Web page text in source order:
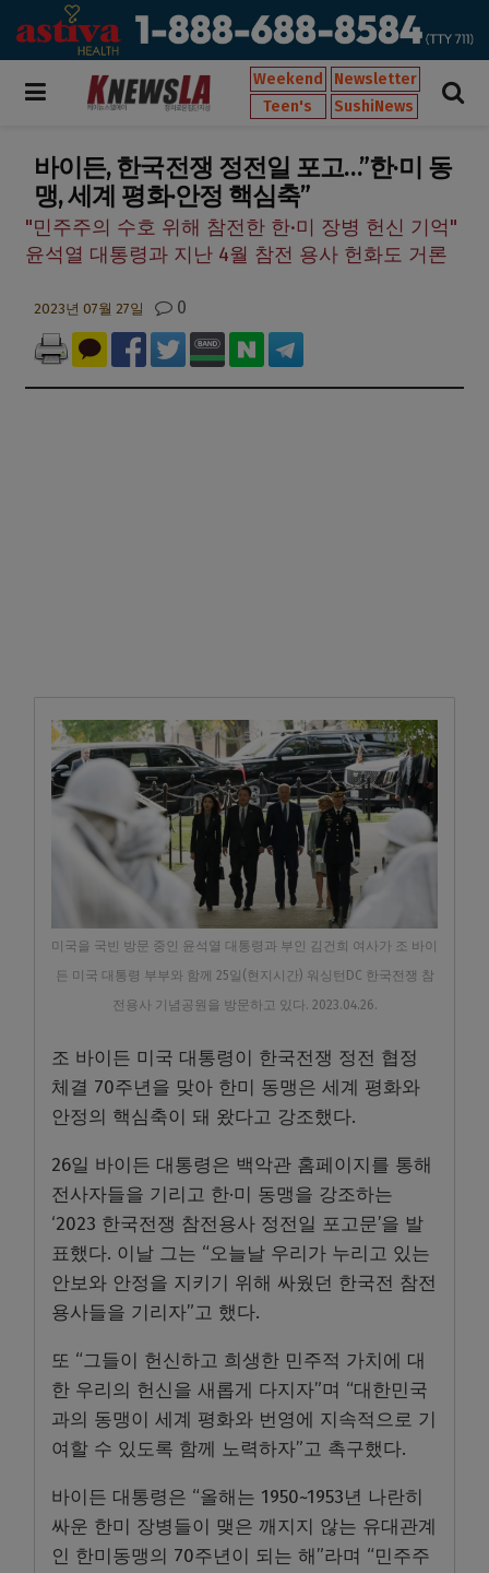
Weekend
Newsletter
Teen's
SushiNews
바이든, 한국전쟁 정전일 포고…”한·미 동
맹, 세계 평화·안정 핵심축”
"민주주의 수호 위해 참전한 한·미 장병 헌신 기억"
윤석열 대통령과 지난 4월 참전 용사 헌화도 거론
2023년 07월 27일 0
미국을 국빈 방문 중인 윤석열 대통령과 부인 김건희 여사가 조 바이
든 미국 대통령 부부와 함께 25일(현지시간) 워싱턴DC 한국전쟁 참
전용사 기념공원을 방문하고 있다. 2023.04.26.
조 바이든 미국 대통령이 한국전쟁 정전 협정
체결 70주년을 맞아 한미 동맹은 세계 평화와
안정의 핵심축이 돼 왔다고 강조했다.
26일 바이든 대통령은 백악관 홈페이지를 통해
전사자들을 기리고 한·미 동맹을 강조하는
‘2023 한국전쟁 참전용사 정전일 포고문’을 발
표했다. 이날 그는 “오늘날 우리가 누리고 있는
안보와 안정을 지키기 위해 싸웠던 한국전 참전
용사들을 기리자”고 했다.
또 “그들이 헌신하고 희생한 민주적 가치에 대
한 우리의 헌신을 새롭게 다지자”며 “대한민국
과의 동맹이 세계 평화와 번영에 지속적으로 기
여할 수 있도록 함께 노력하자”고 촉구했다.
바이든 대통령은 “올해는 1950~1953년 나란히
싸운 한미 장병들이 맺은 깨지지 않는 유대관계
인 한미동맹의 70주년이 되는 해”라며 “민주주